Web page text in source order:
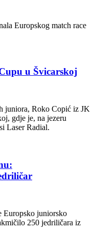
Europskog match race
u Švicarskoj
juniora, Roko Copić iz JK
gdje je, na jezeru
Laser Radial.
Europsko juniorsko
250 jedriličara iz